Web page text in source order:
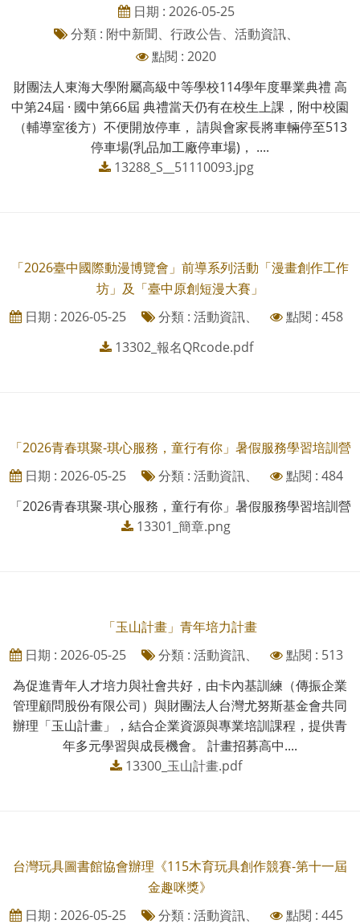
日期 : 2026-05-25
分類 : 附中新聞、行政公告、活動資訊、
點閱 : 2020
財團法人東海大學附屬高級中等學校114學年度畢業典禮 高
中第24屆 · 國中第66屆 典禮當天仍有在校生上課，附中校園
（輔導室後方）不便開放停車， 請與會家長將車輛停至513
停車場(乳品加工廠停車場)， ....
13288_S__51110093.jpg
「2026臺中國際動漫博覽會」前導系列活動「漫畫創作工作
坊」及「臺中原創短漫大賽」
日期 : 2026-05-25
分類 : 活動資訊、
點閱 : 458
13302_報名QRcode.pdf
「2026青春琪聚-琪心服務，童行有你」暑假服務學習培訓營
日期 : 2026-05-25
分類 : 活動資訊、
點閱 : 484
「2026青春琪聚-琪心服務，童行有你」暑假服務學習培訓營
13301_簡章.png
「玉山計畫」青年培力計畫
日期 : 2026-05-25
分類 : 活動資訊、
點閱 : 513
為促進青年人才培力與社會共好，由卡內基訓練（傳振企業
管理顧問股份有限公司）與財團法人台灣尤努斯基金會共同
辦理「玉山計畫」，結合企業資源與專業培訓課程，提供青
年多元學習與成長機會。 計畫招募高中....
13300_玉山計畫.pdf
台灣玩具圖書館協會辦理《115木育玩具創作競賽-第十一屆
金趣咪獎》
日期 : 2026-05-25
分類 : 活動資訊、 點閱 : 445